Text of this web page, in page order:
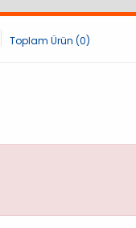
Toplam Ürün (0)